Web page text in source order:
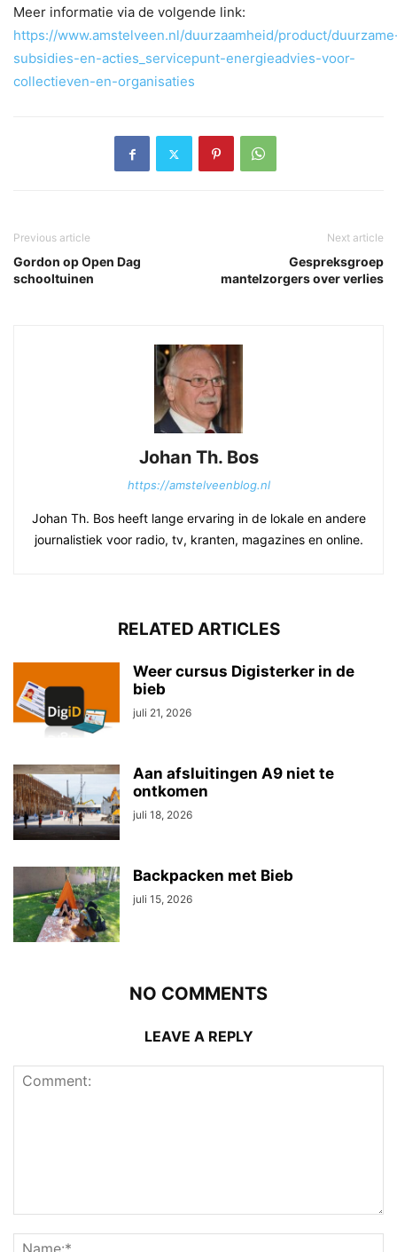
Meer informatie via de volgende link:
https://www.amstelveen.nl/duurzaamheid/product/
subsidies-en-acties_servicepunt-energieadvies-voor-
collectieven-en-organisaties
Previous article
Gordon op Open Dag
schooltuinen
Next article
Gespreksgroep
mantelzorgers over verlies
Johan Th. Bos
https://amstelveenblog.nl
Johan Th. Bos heeft lange ervaring in de lokale en andere
journalistiek voor radio, tv, kranten, magazines en online.
RELATED ARTICLES
Weer cursus Digisterker in de
bieb
juli 21, 2026
Aan afsluitingen A9 niet te
ontkomen
juli 18, 2026
Backpacken met Bieb
juli 15, 2026
NO COMMENTS
LEAVE A REPLY